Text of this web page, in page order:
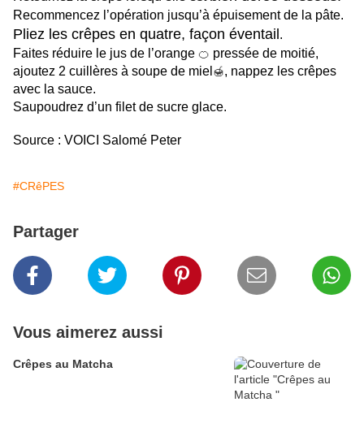
Recommencez l’opération jusqu’à épuisement de la pâte.
Pliez les crêpes en quatre, façon éventail .
Faites réduire le jus de l’orange 🍊 pressée de moitié,
ajoutez 2 cuillères à soupe de miel 🍯, nappez les crêpes
avec la sauce.
Saupoudrez d’un filet de sucre glace.
Source : VOICI Salomé Peter
#CRêPES
Partager
Vous aimerez aussi
Crêpes au Matcha